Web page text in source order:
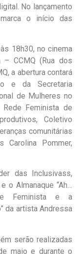
No lançamento
o início das
18h30, no cinema
– CCMQ (Rua dos
a abertura contará
e da Secretaria
de Mulheres no
Rede Feminista de
Coletivo
comunitárias
Pommer,
das Inclusivass,
o Almanaque “Ah…
Feminista e a
da artista Andressa
serão realizadas
maio e durante o